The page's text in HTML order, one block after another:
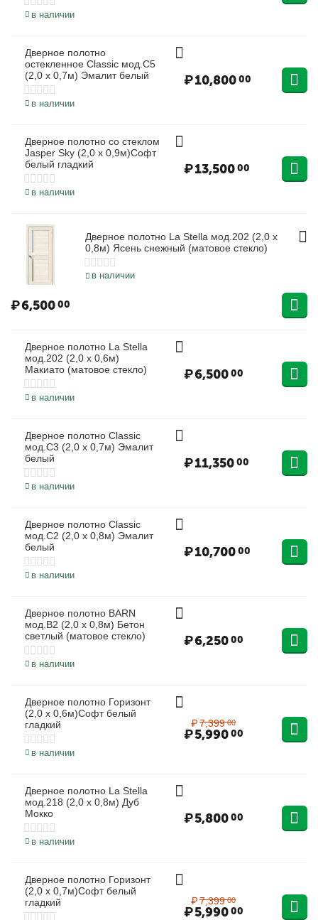
в наличии
Дверное полотно
остекленное Classic мод.С5
(2,0 х 0,7м) Эмалит белый
в наличии
₽10,80000
Дверное полотно со стеклом
Jasper Sky (2,0 х 0,9м)Софт
белый гладкий
в наличии
₽13,50000
Дверное полотно La Stella мод.202 (2,0 х
0,8м) Ясень снежный (матовое стекло)
в наличии
₽6,50000
Дверное полотно La Stella
мод.202 (2,0 х 0,6м)
Макиато (матовое стекло)
в наличии
₽6,50000
Дверное полотно Classic
мод.С3 (2,0 х 0,7м) Эмалит
белый
в наличии
₽11,35000
Дверное полотно Classic
мод.С2 (2,0 х 0,8м) Эмалит
белый
в наличии
₽10,70000
Дверное полотно BARN
мод.B2 (2,0 х 0,8м) Бетон
светлый (матовое стекло)
в наличии
₽6,25000
19%
Дверное полотно Горизонт
(2,0 х 0,6м)Софт белый
гладкий
в наличии
₽7,399 00
₽5,99000
Дверное полотно La Stella
мод.218 (2,0 х 0,8м) Дуб
Мокко
в наличии
₽5,80000
19%
Дверное полотно Горизонт
(2,0 х 0,7м)Софт белый
гладкий
₽7,399 00
₽5,99000